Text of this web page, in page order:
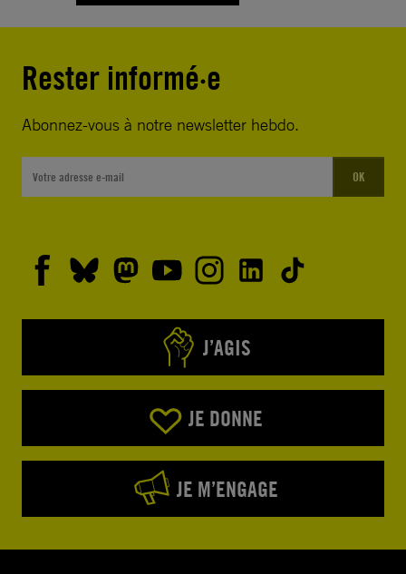
Rester informé·e
Abonnez-vous à notre newsletter hebdo.
OK
J’AGIS
JE DONNE
JE M’ENGAGE